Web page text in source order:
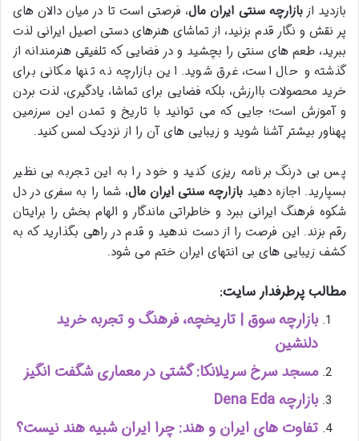
بازدید ازبازارچه سنتی ایران مال، فرصتی است تا در میان دالان های
پر نقش و نگار قدم بزنید، از تماشای هنرهای دستی اصیل ایرانی لذت
ببرید، طعم های سنتی را بچشید و در فضایی که تلفیقی هنرمندانه از
گذشته و حال است، غرق شوید. این بازارچه نه تنها مکانی برای
خرید محصولات باارزش، بلکه فضایی برای تماشا، یادگیری، لذت بردن
و آموزش است؛ جایی که می توانید با تاریخ و تمدن این سرزمین
پهناور بیشتر آشنا شوید و زیبایی های آن را از نزدیک لمس کنید.
پس بی درنگ برنامه ریزی کنید و خود را به این تجربه بی نظیر
بسپارید. اجازه دهیدبازارچه سنتی ایران مال، شما را به سفری در دل
شکوه فرهنگ ایرانی ببرد و خاطراتی ماندگار و الهام بخش را برایتان
رقم بزند. این فرصت را از دست ندهید و قدم در راهی بگذارید که به
کشف زیبایی های بی انتهای ایران ختم می شود.
مطالب پرطرفدار سایت:
بازارچه سوق | تاریخچه، فرهنگ و تجربه خرید
دلنشین
مسجد سرخ سریلانکا: گشتی در معماری شگفت انگیز
بازارچه Dena Eda
تفاوت های ایران و هند: چرا ایران شبیه هند نیست؟